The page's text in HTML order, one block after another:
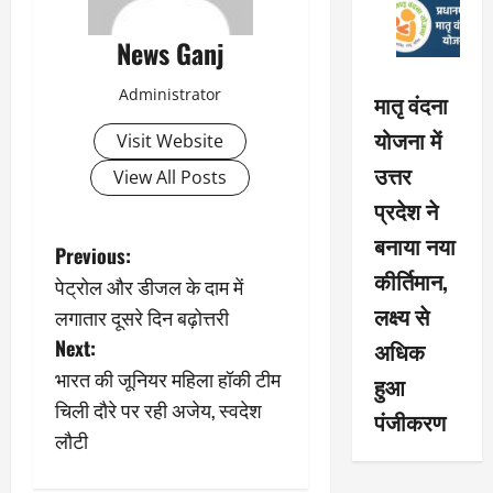
News Ganj
Administrator
Visit Website
View All Posts
P
o
s
t
n
Previous:
पेट्रोल और डीजल के दाम में
लगातार दूसरे दिन बढ़ोत्तरी
Next:
भारत की जूनियर महिला हॉकी टीम
चिली दौरे पर रही अजेय, स्वदेश
लौटी
मातृ वंदना
योजना में
उत्तर
प्रदेश ने
बनाया नया
कीर्तिमान,
लक्ष्य से
अधिक
हुआ
पंजीकरण